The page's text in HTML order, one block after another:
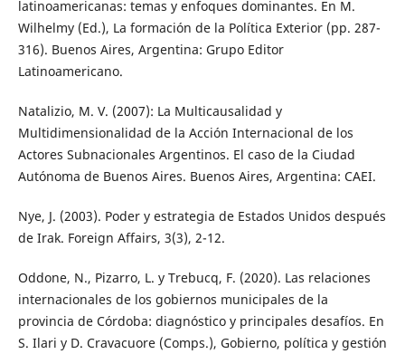
latinoamericanas: temas y enfoques dominantes. En M.
Wilhelmy (Ed.), La formación de la Política Exterior (pp. 287-
316). Buenos Aires, Argentina: Grupo Editor
Latinoamericano.
Natalizio, M. V. (2007): La Multicausalidad y
Multidimensionalidad de la Acción Internacional de los
Actores Subnacionales Argentinos. El caso de la Ciudad
Autónoma de Buenos Aires. Buenos Aires, Argentina: CAEI.
Nye, J. (2003). Poder y estrategia de Estados Unidos después
de Irak. Foreign Affairs, 3(3), 2-12.
Oddone, N., Pizarro, L. y Trebucq, F. (2020). Las relaciones
internacionales de los gobiernos municipales de la
provincia de Córdoba: diagnóstico y principales desafíos. En
S. Ilari y D. Cravacuore (Comps.), Gobierno, política y gestión